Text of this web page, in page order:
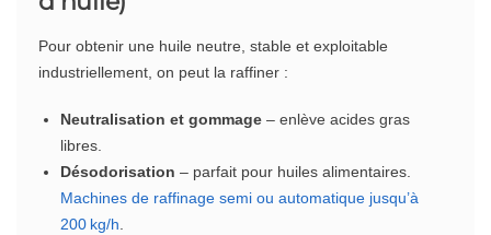
Pour obtenir une huile neutre, stable et exploitable
industriellement, on peut la raffiner :
Neutralisation et gommage – enlève acides gras
libres.
Désodorisation – parfait pour huiles alimentaires.
Machines de raffinage semi ou automatique jusqu’à
200 kg/h.